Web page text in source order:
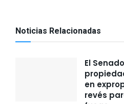
Noticias Relacionadas
El
en
revés